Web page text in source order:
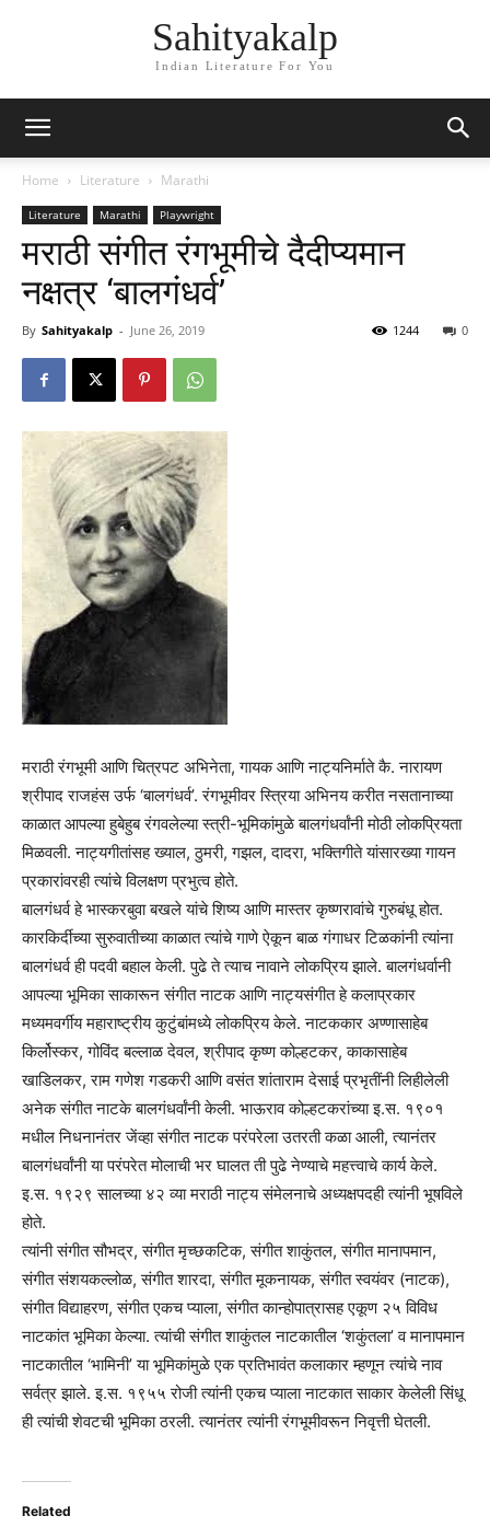
Sahityakalp
Indian Literature For You
Home Literature Marathi
Literature Marathi Playwright
मराठी संगीत रंगभूमीचे दैदीप्यमान
नक्षत्र ‘बालगंधर्व’
By Sahityakalp - June 26, 2019 0
1244
मराठी रंगभूमी आणि चित्रपट अभिनेता, गायक आणि नाट्यनिर्माते कै. नारायण
श्रीपाद राजहंस उर्फ ‘बालगंधर्व’. रंगभूमीवर स्त्रिया अभिनय करीत नसतानाच्या
काळात आपल्या हुबेहुब रंगवलेल्या स्त्री-भूमिकांमुळे बालगंधर्वांनी मोठी लोकप्रियता
मिळवली. नाट्यगीतांसह ख्याल, ठुमरी, गझल, दादरा, भक्तिगीते यांसारख्या गायन
प्रकारांवरही त्यांचे विलक्षण प्रभुत्व होते.
बालगंधर्व हे भास्करबुवा बखले यांचे शिष्य आणि मास्तर कृष्णरावांचे गुरुबंधू होत.
कारकिर्दीच्या सुरुवातीच्या काळात त्यांचे गाणे ऐकून बाळ गंगाधर टिळकांनी त्यांना
बालगंधर्व ही पदवी बहाल केली. पुढे ते त्याच नावाने लोकप्रिय झाले. बालगंधर्वानी
आपल्या भूमिका साकारून संगीत नाटक आणि नाट्यसंगीत हे कलाप्रकार
मध्यमवर्गीय महाराष्ट्रीय कुटुंबांमध्ये लोकप्रिय केले. नाटककार अण्णासाहेब
किर्लोस्कर, गोविंद बल्लाळ देवल, श्रीपाद कृष्ण कोल्हटकर, काकासाहेब
खाडिलकर, राम गणेश गडकरी आणि वसंत शांताराम देसाई प्रभृतींनी लिहीलेली
अनेक संगीत नाटके बालगंधर्वांनी केली. भाऊराव कोल्हटकरांच्या इ.स. १९०१
मधील निधनानंतर जेंव्हा संगीत नाटक परंपरेला उतरती कळा आली, त्यानंतर
बालगंधर्वांनी या परंपरेत मोलाची भर घालत ती पुढे नेण्याचे महत्त्वाचे कार्य केले.
इ.स. १९२९ सालच्या ४२ व्या मराठी नाट्य संमेलनाचे अध्यक्षपदही त्यांनी भूषविले
होते.
त्यांनी संगीत सौभद्र, संगीत मृच्छकटिक, संगीत शाकुंतल, संगीत मानापमान,
संगीत संशयकल्लोळ, संगीत शारदा, संगीत मूकनायक, संगीत स्वयंवर (नाटक),
संगीत विद्याहरण, संगीत एकच प्याला, संगीत कान्होपात्रासह एकूण २५ विविध
नाटकांत भूमिका केल्या. त्यांची संगीत शाकुंतल नाटकातील ‘शकुंतला’ व मानापमान
नाटकातील ‘भामिनी’ या भूमिकांमुळे एक प्रतिभावंत कलाकार म्हणून त्यांचे नाव
सर्वत्र झाले. इ.स. १९५५ रोजी त्यांनी एकच प्याला नाटकात साकार केलेली सिंधू
ही त्यांची शेवटची भूमिका ठरली. त्यानंतर त्यांनी रंगभूमीवरून निवृत्ती घेतली.
Related